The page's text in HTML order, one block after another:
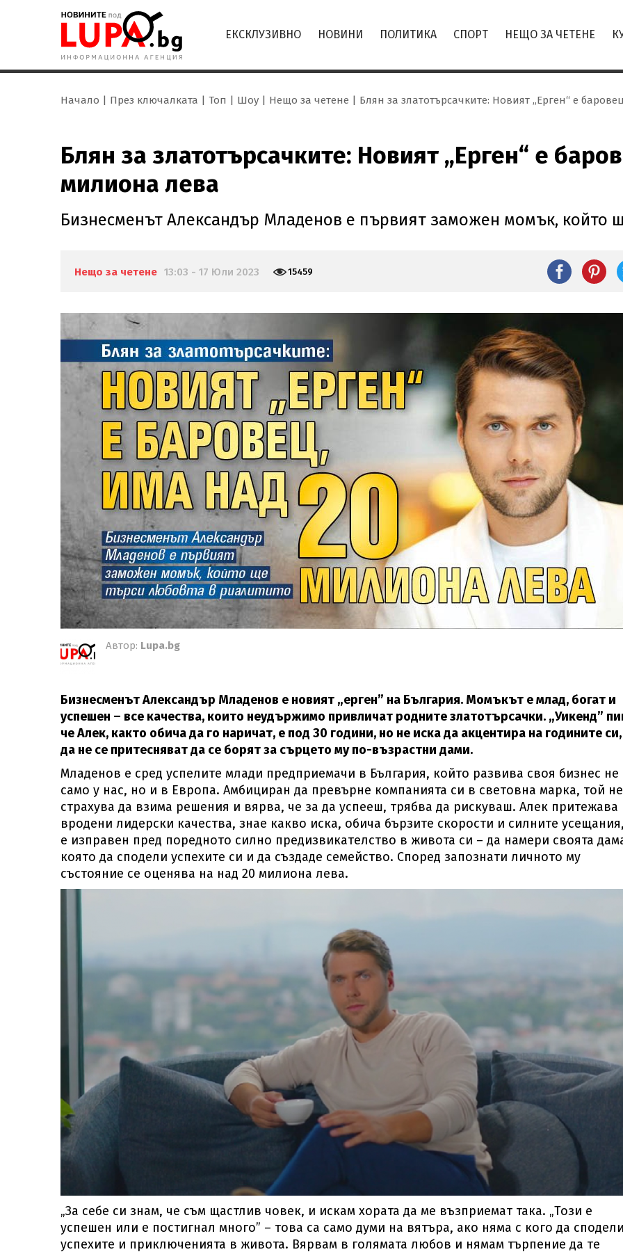
ЕКСКЛУЗИВНО НОВИНИ ПОЛИТИКА СПОРТ НЕЩО ЗА ЧЕТЕНЕ
Начало През ключалката Топ Шоу Нещо за четене Блян за златотърсачките: Новият „Ерген“ е
Блян за златотърсачките: Новият „Ерген“ е
милиона лева
Бизнесменът Александър Младенов е първият заможен момък, който
Нещо за четене 13:03 - 17 Юли 2023 15459
Автор: Lupa.bg
Бизнесменът Александър Младенов е новият „ерген” на България. Момъкът е млад, богат и
успешен – все качества, които неудържимо привличат родните златотърсачки. „Уикенд”
че Алек, както обича да го наричат, е под 30 години, но не иска да акцентира на годините
да не се притесняват да се борят за сърцето му по-възрастни дами.
Младенов е сред успелите млади предприемачи в България, който развива своя бизнес не
само у нас, но и в Европа. Амбициран да превърне компанията си в световна марка, той
страхува да взима решения и вярва, че за да успееш, трябва да рискуваш. Алек притежава
вродени лидерски качества, знае какво иска, обича бързите скорости и силните
е изправен пред поредното силно предизвикателство в живота си – да намери своята
която да сподели успехите си и да създаде семейство. Според запознати личното му
състояние се оценява на над 20 милиона лева.
„За себе си знам, че съм щастлив човек, и искам хората да ме възприемат така. „Този е
успешен или е постигнал много” – това са само думи на вятъра, ако няма с кого да
успехите и приключенията в живота. Вярвам в голямата любов и нямам търпение да те